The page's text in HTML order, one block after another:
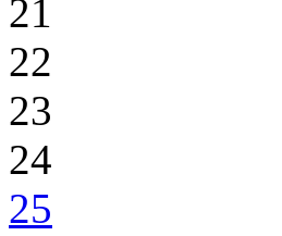
21
22
23
24
25